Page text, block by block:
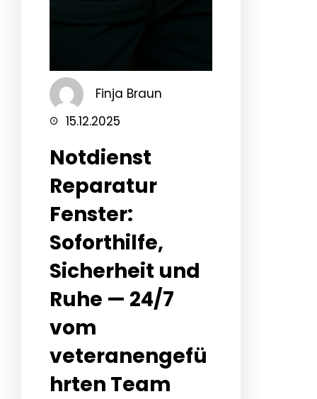
Finja Braun
15.12.2025
Notdienst
Reparatur
Fenster:
Soforthilfe,
Sicherheit und
Ruhe — 24/7
vom
veteranengefü
hrten Team